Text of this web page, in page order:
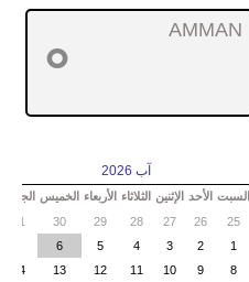
AMMAN
°
آب 2026
السبت الأحد الإثنين الثلاثاء الأربعاء الخميس الجمعة
25
26
27
28
29
30
31
1
2
3
4
5
6
8
9
10
11
12
13
14